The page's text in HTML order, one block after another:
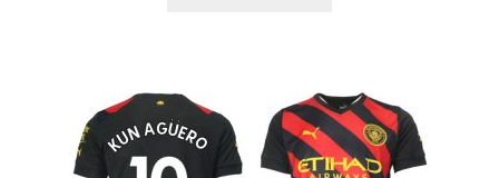
Možnosti
lahko
izberete